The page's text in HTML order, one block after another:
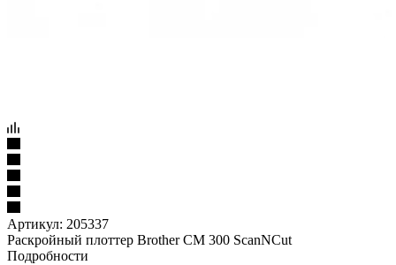
Артикул: 205337
Раскройный плоттер Brother CM 300 ScanNCut
Подробности